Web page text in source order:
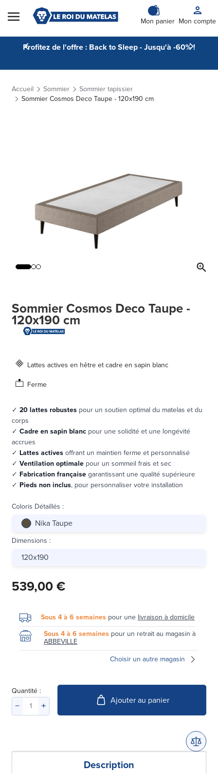
Skip to Content
Mon panier Mon compte
Profitez de l'offre : Back to Sleep - Jusqu'à -60% !
Accueil Sommier
Sommier tapissier
Sommier Cosmos Deco Taupe - 120x190 cm
Sommier Cosmos Deco Taupe -
120x190 cm
Lattes actives en hêtre et cadre en sapin blanc
Ferme
✓ 20 lattes robustes pour un soutien optimal du matelas et du
corps
✓ Cadre en sapin blanc pour une solidité et une longévité
accrues
✓ Lattes activesoffrant un maintien ferme et personnalisé
✓ Ventilation optimale pour un sommeil frais et sec
✓ Fabrication françaisegarantissant une qualité supérieure
✓ Pieds non inclus, pour personnaliser votre installation
Coloris Détaillés :
Nika Taupe
Dimensions :
120x190
539,00 €
Sous 4 à 6 semaines pour une livraison à domicile
Sous 4 à 6 semaines pour un retrait au magasin à
ABBEVILLE
Choisir un autre magasin
Quantité :
Ajouter au panier
Description